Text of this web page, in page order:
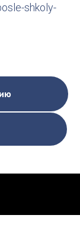
shkoly-